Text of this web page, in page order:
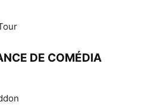
DE COMÉDIA